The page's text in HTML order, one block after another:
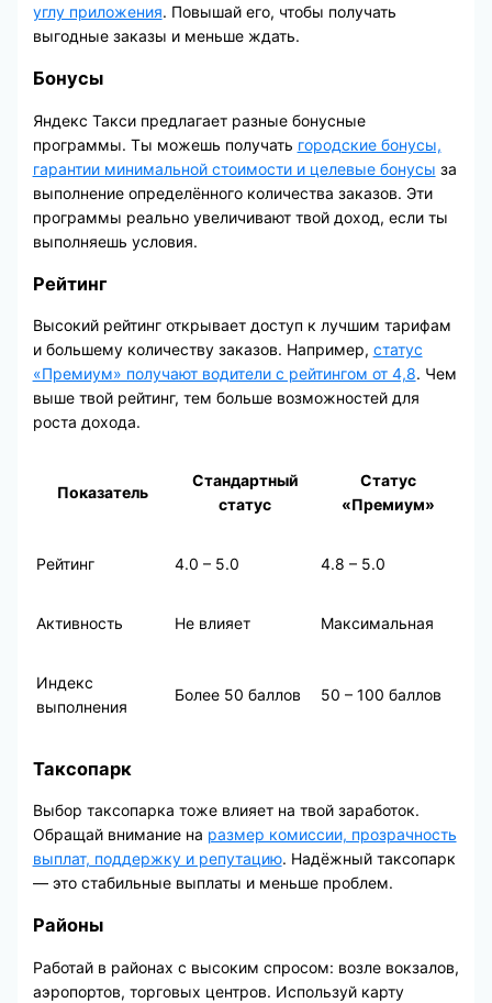
углу приложения. Повышай его, чтобы получать
выгодные заказы и меньше ждать.
Бонусы
Яндекс Такси предлагает разные бонусные
программы. Ты можешь получать городские бонусы,
гарантии минимальной стоимости и целевые бонусы за
выполнение определённого количества заказов. Эти
программы реально увеличивают твой доход, если ты
выполняешь условия.
Рейтинг
Высокий рейтинг открывает доступ к лучшим тарифам
и большему количеству заказов. Например, статус
«Премиум» получают водители с рейтингом от 4,8. Чем
выше твой рейтинг, тем больше возможностей для
роста дохода.
Показатель
Стандартный
статус
Статус
«Премиум»
Рейтинг 4.0 – 5.0 4.8 – 5.0
Активность Не влияет Максимальная
Индекс
выполнения
Более 50 баллов 50 – 100 баллов
Таксопарк
Выбор таксопарка тоже влияет на твой заработок.
Обращай внимание на размер комиссии, прозрачность
выплат, поддержку и репутацию. Надёжный таксопарк
— это стабильные выплаты и меньше проблем.
Районы
Работай в районах с высоким спросом: возле вокзалов,
аэропортов, торговых центров. Используй карту